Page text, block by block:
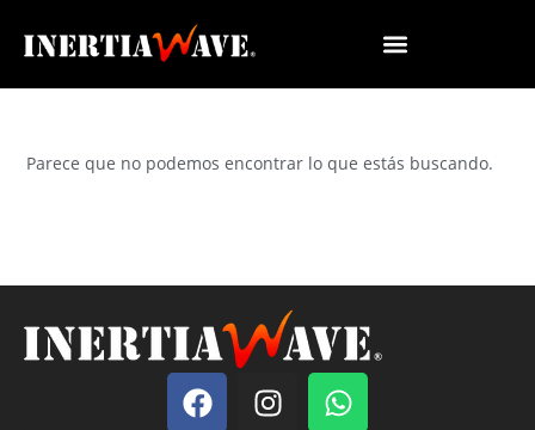
Parece que no podemos encontrar lo que estás buscando.